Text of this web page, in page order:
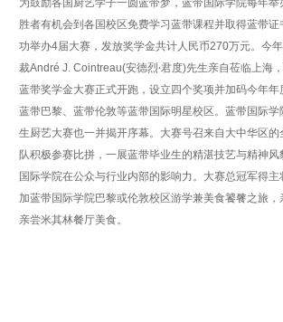
为鼓励各国厨艺学子一圆蓝带梦，蓝带国际学院每年
胜者有机会到各国校区免费学习蓝带课程并取得蓝带证
功举办4届大赛，发放奖学金共计人民币270万元。今
裁André J. Cointreau(安德烈‧君度)先生亲自莅临上海
蓝带奖学金大赛正式开跑，设立四个奖项并加码今年
蓝带巴黎、蓝带伦敦等蓝带国际明星校区。蓝带国际学
生厨艺大赛也一并揭开序幕。大赛号召来自大中华区的
队积极参赛比拼，一展蓝带毕业生的精湛技艺与精神
国际学院在公众与行业内部的影响力。大赛总冠军得
加蓝带国际学院巴黎或伦敦校区游学兼美食饕餮之旅，
亲尝米其林餐厅美食。